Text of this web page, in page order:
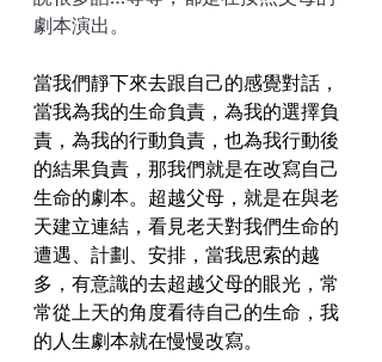
劇本演出。
當我們靜下來去跟自己的感覺對話，
當我為我的生命負責，為我的選擇負
責，為我的行動負責，也為我行動後
的結果負責，那我們就是在改寫自己
生命的劇本。超越父母，就是在與老
天建立連結，看見老天對我們生命的
遭遇、計劃、安排，當我思索的越
多，有意識的去超越父母的眼光，常
常從上天的角度看待自己的生命，我
的人生劇本就在慢慢改寫。